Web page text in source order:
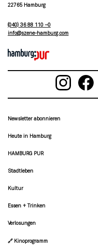
22765 Hamburg
(040) 36 88 110 –0
moc.grubmah-enezs@ofni
Newsletter abonnieren
Heute in Hamburg
HAMBURG PUR
Stadtleben
Kultur
Essen + Trinken
Verlosungen
🔗 Kinoprogramm